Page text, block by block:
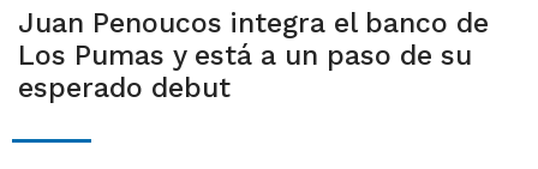
Juan Penoucos integra el banco de
Los Pumas y está a un paso de su
esperado debut